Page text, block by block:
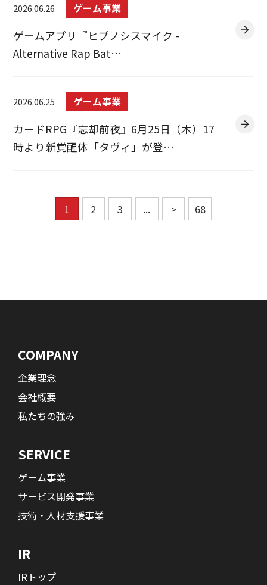
2026.06.26 ゲーム事業
ゲームアプリ『ヒプノシスマイク -
Alternative Rap Bat…
2026.06.25 ゲーム事業
カードRPG『忘却前夜』6月25日（木）17
時より新覚醒体「タヴィ」が登…
1 2 3 ... > 68
COMPANY
企業理念
会社概要
私たちの強み
SERVICE
ゲーム事業
サービス開発事業
技術・人材支援事業
IR
IRトップ